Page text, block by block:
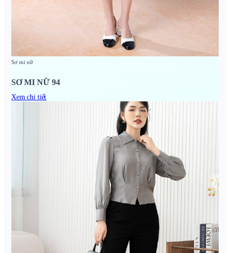
Sơ mi nữ
SƠ MI NỮ 94
Xem chi tiết